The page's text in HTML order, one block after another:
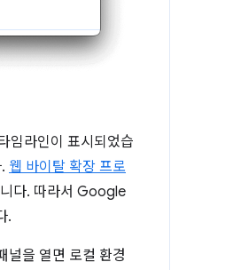
임라인이 표시되었습
웹 바이탈 확장 프로
다. 따라서 Google
.
널을 열면 로컬 환경